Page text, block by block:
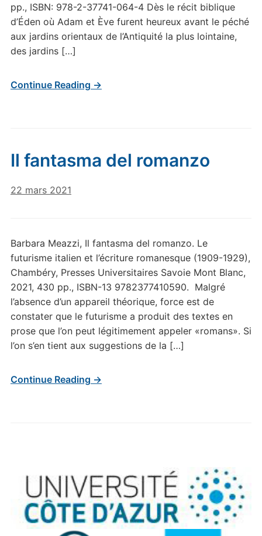
pp., ISBN: 978-2-37741-064-4 Dès le récit biblique
d’Éden où Adam et Ève furent heureux avant le péché
aux jardins orientaux de l’Antiquité la plus lointaine,
des jardins […]
Continue Reading →
Il fantasma del romanzo
22 mars 2021
Barbara Meazzi, Il fantasma del romanzo. Le
futurisme italien et l’écriture romanesque (1909-1929),
Chambéry, Presses Universitaires Savoie Mont Blanc,
2021, 430 pp., ISBN-13 9782377410590. Malgré
l’absence d’un appareil théorique, force est de
constater que le futurisme a produit des textes en
prose que l’on peut légitimement appeler «romans». Si
l’on s’en tient aux suggestions de la […]
Continue Reading →